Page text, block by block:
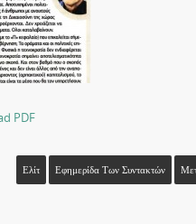
PDF
Ελίτ Εφημερίδα Των Συντακτών